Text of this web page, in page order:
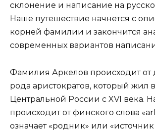
склонение и написание на
Наше путешествие начнется с
корней фамилии и закончится
современных вариантов
Фамилия Аркелов происходит от
рода аристократов, который жил в
Центральной России с XVI века.
происходит от финского слова
означает «родник» или